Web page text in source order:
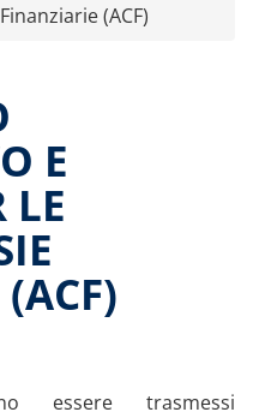
Arbitro per le
(ACF)
(ACF)
E
LE
essere trasmessi